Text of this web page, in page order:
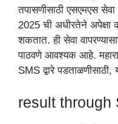
तपासणीसाठी एसएमएस
2025 ची अधीरतेने अपेक्षा
शकतात. ही सेवा
पाठवणे आवश्यक आहे.
SMS द्वारे
result through